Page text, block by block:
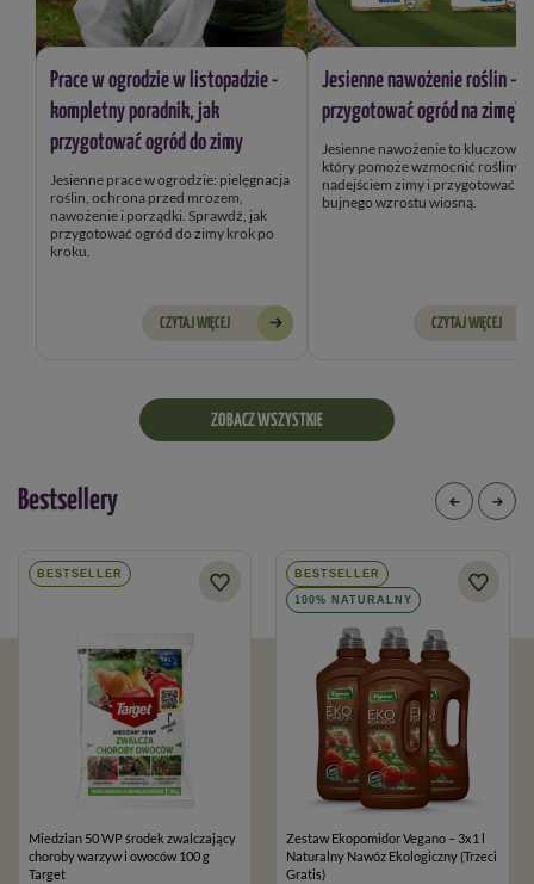
Prace w ogrodzie w listopadzie -
kompletny poradnik, jak
przygotować ogród do zimy
Jesienne prace w ogrodzie: pielęgnacja
roślin, ochrona przed mrozem,
nawożenie i porządki. Sprawdź, jak
przygotować ogród do zimy krok po
kroku.
CZYTAJ WIĘCEJ
Jesienne nawożenie roślin –
przygotować ogród na zimę?
Jesienne nawożenie to kluczowy
który pomoże wzmocnić rośliny przed
nadejściem zimy i przygotować je
bujnego wzrostu wiosną.
CZYTAJ WIĘCEJ
ZOBACZ WSZYSTKIE
Bestsellery
BESTSELLER
Miedzian 50 WP środek zwalczający
choroby warzyw i owoców 100 g
Target
BESTSELLER
100% NATURALNY
Zestaw Ekopomidor Vegano – 3x1 l
Naturalny Nawóz Ekologiczny (Trzeci
Gratis)